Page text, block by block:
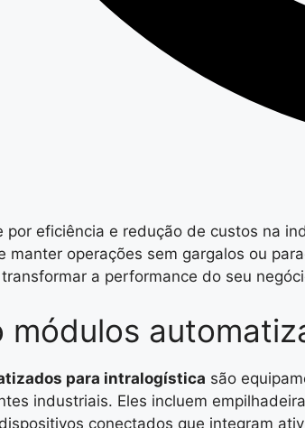
por eficiência e redução de custos na
manter operações sem gargalos ou
a performance do seu
módulos
para intralogística são
industriais. Eles incluem
conectados que integram